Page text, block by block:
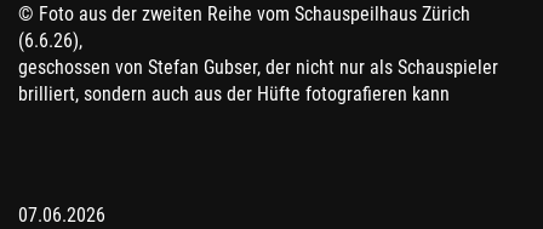
© Foto aus der zweiten Reihe vom Schauspeilhaus Zürich
(6.6.26),
geschossen von Stefan Gubser, der nicht nur als Schauspieler
brilliert, sondern auch aus der Hüfte fotografieren kann
07.06.2026